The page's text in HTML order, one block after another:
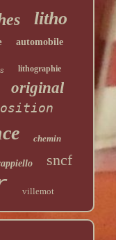
litho
automobile
lithographie
original
chemin
sncf
villemot